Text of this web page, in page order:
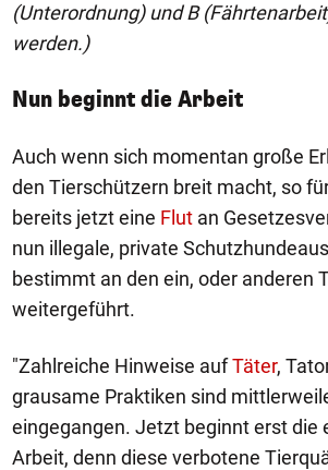
(Unterordnung) und B
werden.)
Nun beginnt die Arbeit
Auch wenn sich momentan große
den Tierschützern breit macht, so
bereits jetzt eine Flut an
nun illegale, private
bestimmt an den ein, oder anderen
weitergeführt.
"Zahlreiche Hinweise aufTäter,
grausame Praktiken sind
eingegangen. Jetzt beginnt erst die
Arbeit, denn diese verbotene